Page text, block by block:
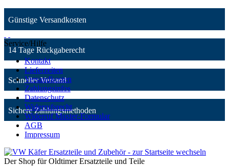
Günstige Versandkosten
14 Tage Rückgaberecht
Schneller Versand
Sichere Zahlungsmethoden
Service/Hilfe
Kontakt
Lieferzeiten
Versandkosten
Zahlungsinfos
Datenschutz
Widerrufsrecht
Widerruf Muster-Formular
AGB
Impressum
Der Shop für Oldtimer Ersatzteile und Teile